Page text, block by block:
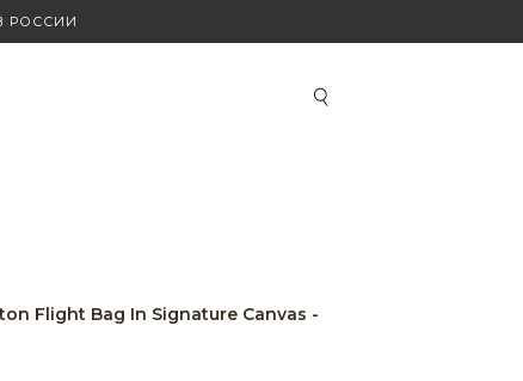
РОССИИ
Flight Bag In Signature Canvas -